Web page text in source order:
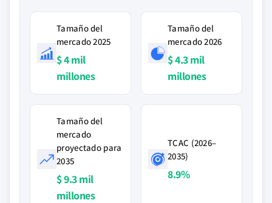
Tamaño del
mercado 2025
$ 4 mil
millones
Tamaño del
mercado 2026
$ 4.3 mil
millones
Tamaño del
mercado
proyectado para
2035
$ 9.3 mil
millones
TCAC (2026–
2035)
8.9%